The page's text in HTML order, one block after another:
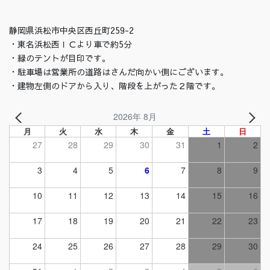
静岡県浜松市中央区西丘町259-2
・東名浜松西ＩＣより車で約5分
・緑のテントが目印です。
・駐車場は営業所の道路はさんだ向かい側にございます。
・建物左側のドアから入り、階段を上がった２階です。
2026年 8月
月 火 水 木 金 土 日
27 28 29 30 31 1 2
3 4 5 6 7 8 9
10 11 12 13 14 15 16
17 18 19 20 21 22 23
24 25 26 27 28 29 30